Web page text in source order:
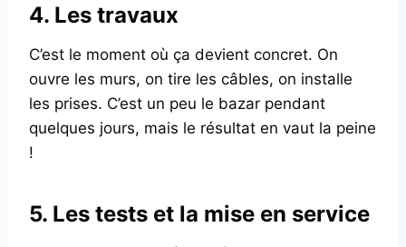
4. Les travaux
C’est le moment où ça devient concret. On
ouvre les murs, on tire les câbles, on installe
les prises. C’est un peu le bazar pendant
quelques jours, mais le résultat en vaut la peine
!
5. Les tests et la mise en service